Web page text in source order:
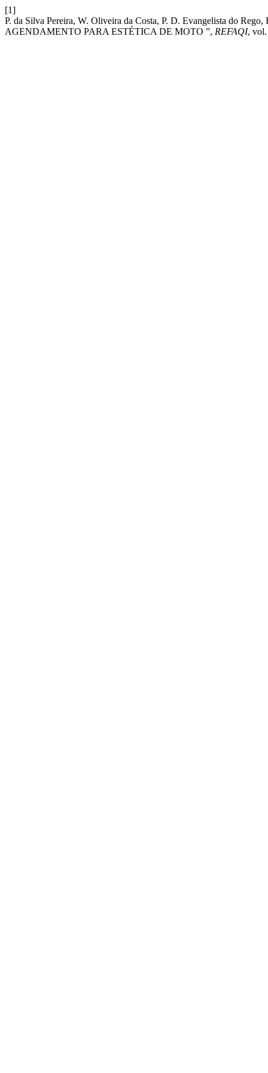
[1]
P. da Silva Pereira, W. Oliveira da Costa, P. D. Evangelista do
AGENDAMENTO PARA ESTÉTICA DE MOTO ”, REFAQI, vol.